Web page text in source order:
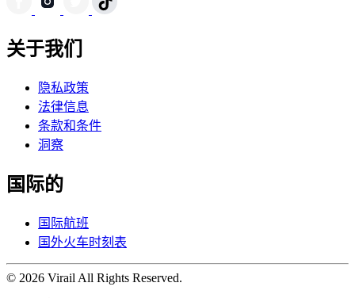
关于我们
隐私政策
法律信息
条款和条件
洞察
国际的
国际航班
国外火车时刻表
© 2026 Virail All Rights Reserved.